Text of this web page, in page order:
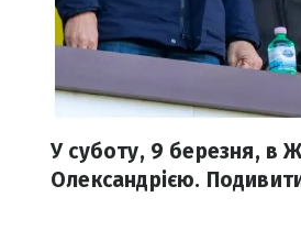
У суботу, 9 березня, в
Олександрією.